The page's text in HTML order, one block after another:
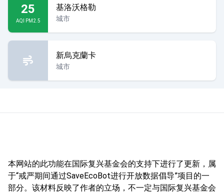
25
AQI PM2.5
基洛沃格勒
城市
新烏克蘭卡
城市
本网站的此功能在国际复兴基金会的支持下进行了更新，属
于“戒严期间通过SaveEcoBot进行开放数据倡导”项目的一
部分。该材料反映了作者的立场，不一定与国际复兴基金会